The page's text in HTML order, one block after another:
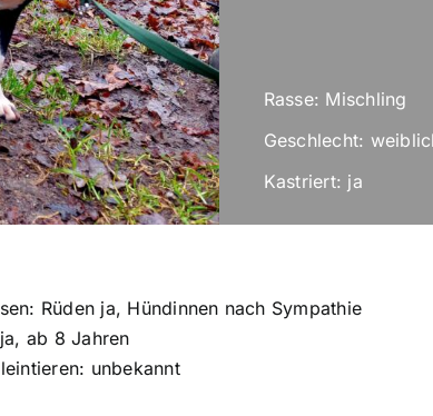
Rasse: Mischling
Geschlecht:
Kastriert: ja
Rüden ja, Hündinnen nach Sympathie
ab 8 Jahren
unbekannt